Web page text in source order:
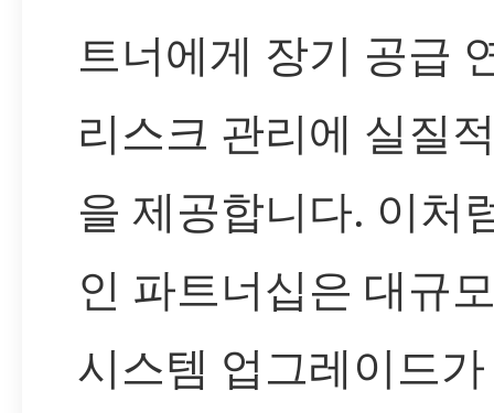
트너에게 장기 공급
리스크 관리에 실질
을 제공합니다. 이처
인 파트너십은 대규
시스템 업그레이드